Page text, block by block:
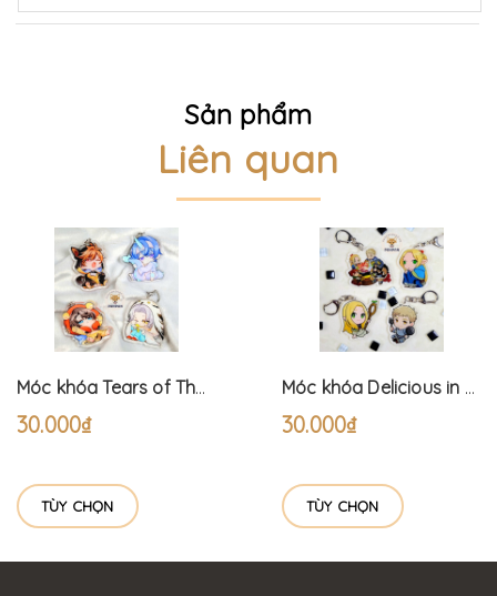
Sản phẩm
Liên quan
Móc khóa Tears of Themis Pyjama (6cm)
30.000₫
TÙY CHỌN
Móc khóa Delicious in Dungeon (6cm) Dungeon Meshi
30.000₫
TÙY CHỌN